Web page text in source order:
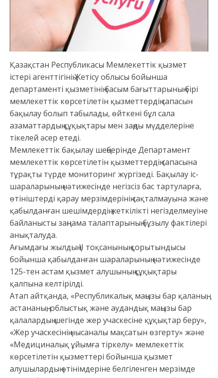
Қазақстан Республикасы Мемлекеттік қызмет
істері агенттігінің Жетісу облысы бойынша
департаменті қызметінің басым бағыттарының бірі
мемлекеттік көрсетілетін қызметтердің сапасын
бақылау болып табылады, өйткені бұл сала
азаматтардың құқықтары мен заңды мүдделеріне
тікелей әсер етеді.
Мемлекеттік бақылау шеңберінде Департамент
мемлекеттік көрсетілетін қызметтердің сапасына
тұрақты түрде мониторинг жүргізеді. Бақылау іс-
шараларының нәтижесінде негізсіз бас тартуларға,
өтініштерді қарау мерзімдерінің сақталмауына және
қабылданған шешімдердің жеткілікті негізделмеуіне
байланысты заңнама талаптарының бұзылу фактілері
анықталуда.
Ағымдағы жылдың II тоқсанының қорытындысы
бойынша қабылданған шараларының нәтижесінде
125-тен астам қызмет алушының құқықтары
қалпына келтірілді.
Атап айтқанда, «Республикалық маңызы бар қаланың,
астананың, облыстық және аудандық маңызы бар
қалалардың шегінде жер учаскесіне құқықтар беру»,
«Жер учаскесінің нысаналы мақсатын өзгерту» және
«Медициналық ұйымға тіркелу» мемлекеттік
көрсетілетін қызметтері бойынша қызмет
алушылардың өтінімдеріне белгіленген мерзімде